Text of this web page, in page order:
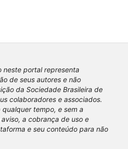
portal representa
de seus autores e não
da Sociedade Brasileira de
colaboradores e associados.
tempo, e sem a
a cobrança de uso e
e seu conteúdo para não